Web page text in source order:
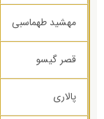
مهشید طهماسبی
قصر گیسو
پالاری